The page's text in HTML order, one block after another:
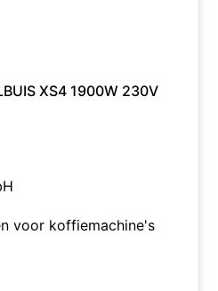
XS4 1900W 230V
voor koffiemachine's